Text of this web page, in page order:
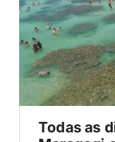
Todas as